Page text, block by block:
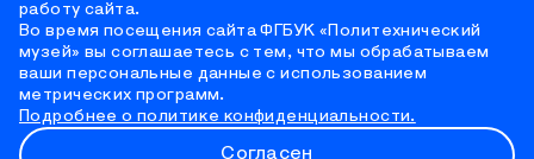
Противодействие коррупции
Цифровая доступность
Условия использования материалов сайта
Политика конфиденциальности
Противодействие терроризму
работу сайта.
Во время посещения сайта ФГБУК «Политехнический
музей» вы соглашаетесь с тем, что мы обрабатываем
ваши персональные данные с использованием
метрических программ.
Подробнее о политике конфиденциальности.
Согласен